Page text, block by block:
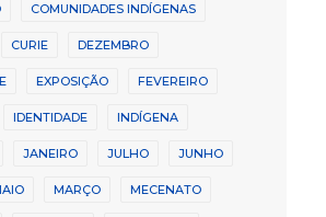
COMUNIDADES INDÍGENAS
CURIE DEZEMBRO
EXPOSIÇÃO FEVEREIRO
IDENTIDADE INDÍGENA
JANEIRO JULHO JUNHO
MARÇO MECENATO